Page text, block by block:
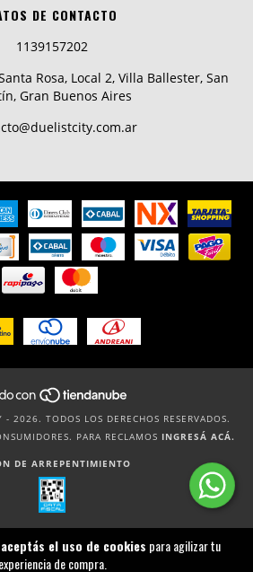
aceptás el uso de cookies para agilizar tu
experiencia de compra.
DE CONTACTO
1139157202
Rosa, Local 2, Villa Ballester, San
Gran Buenos Aires
- 2026. TODOS LOS DERECHOS RESERVADOS.
PARA RECLAMOS INGRESÁ ACÁ.
DE ARREPENTIMIENTO